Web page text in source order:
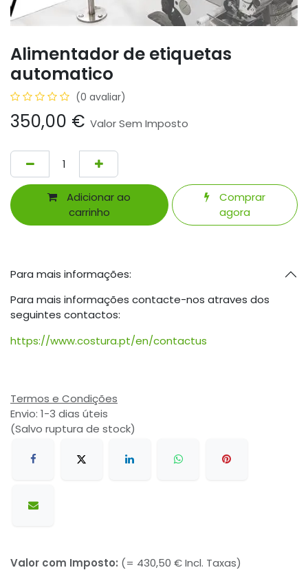
Alimentador de etiquetas
automatico
(0 avaliar)
350,00 € Valor Sem Imposto
Adicionar ao
carrinho
Comprar
agora
Para mais informações:
Para mais informações contacte-nos atraves dos
seguintes contactos:
https://www.costura.pt/en/contactus
Termos e Condições
Envio: 1-3 dias úteis
(Salvo ruptura de stock)
Valor com Imposto: (= 430,50 € Incl. Taxas)